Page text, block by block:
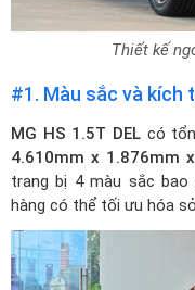
Thiết kế
#1. Màu sắc và kích
MG HS 1.5T DEL có
4.610mm x 1.876mm
trang bị 4 màu sắc bao
hàng có thể tối ưu hóa